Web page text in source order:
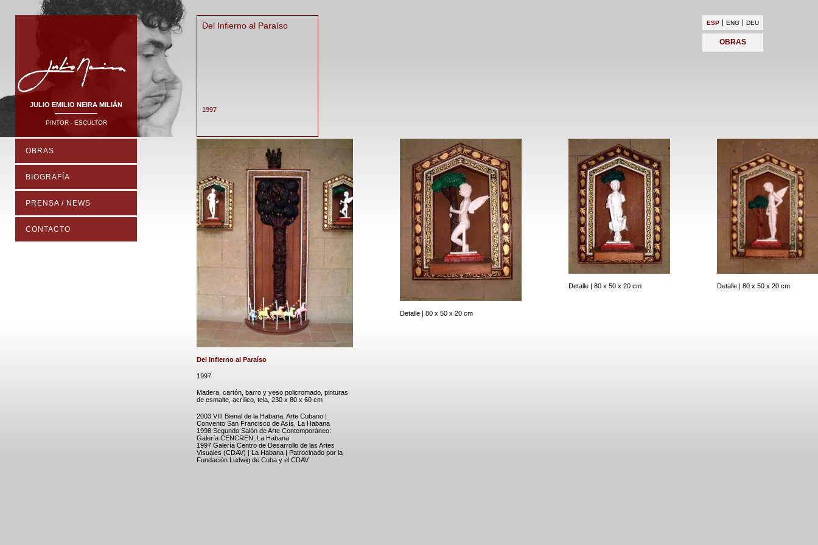
OBRAS
1997
Del Infierno al Paraíso
Del Infierno al Paraíso
1997
Madera, cartón, barro y yeso policromado, pinturas
de esmalte, acrílico, tela, 230 x 80 x 60 cm
2003 VIII Bienal de la Habana, Arte Cubano |
Convento San Francisco de Asís, La Habana
1998 Segundo Salón de Arte Contemporáneo:
Galería CENCREN, La Habana
1997 Galería Centro de Desarrollo de las Artes
Visuales (CDAV) | La Habana | Patrocinado por la
Fundación Ludwig de Cuba y el CDAV
Detalle | 80 x 50 x 20 cm
Detalle | 80 x 50 x 20 cm Detalle | 80 x 50 x 20 cm
JULIO EMILIO NEIRA MILIÁN
PINTOR - ESCULTOR
OBRAS
BIOGRAFÍA
PRENSA / NEWS
CONTACTO
ESP ENG DEU